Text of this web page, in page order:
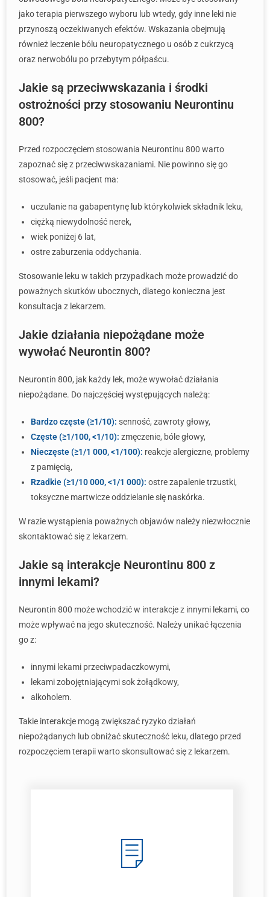
jako terapia pierwszego wyboru lub wtedy, gdy inne leki nie
przynoszą oczekiwanych efektów. Wskazania obejmują
również leczenie bólu neuropatycznego u osób z cukrzycą
oraz nerwobólu po przebytym półpaścu.
Jakie są przeciwwskazania i środki
ostrożności przy stosowaniu Neurontinu
800?
Przed rozpoczęciem stosowania Neurontinu 800 warto
zapoznać się z przeciwwskazaniami. Nie powinno się go
stosować, jeśli pacjent ma:
uczulanie na gabapentynę lub którykolwiek składnik leku,
ciężką niewydolność nerek,
wiek poniżej 6 lat,
ostre zaburzenia oddychania.
Stosowanie leku w takich przypadkach może prowadzić do
poważnych skutków ubocznych, dlatego konieczna jest
konsultacja z lekarzem.
Jakie działania niepożądane może
wywołać Neurontin 800?
Neurontin 800, jak każdy lek, może wywołać działania
niepożądane. Do najczęściej występujących należą:
Bardzo częste (≥1/10): senność, zawroty głowy,
Częste (≥1/100, <1/10): zmęczenie, bóle głowy,
Nieczęste (≥1/1 000, <1/100): reakcje alergiczne, problemy
z pamięcią,
Rzadkie (≥1/10 000, <1/1 000): ostre zapalenie trzustki,
toksyczne martwicze oddzielanie się naskórka.
W razie wystąpienia poważnych objawów należy niezwłocznie
skontaktować się z lekarzem.
Jakie są interakcje Neurontinu 800 z
innymi lekami?
Neurontin 800 może wchodzić w interakcje z innymi lekami, co
może wpływać na jego skuteczność. Należy unikać łączenia
go z:
innymi lekami przeciwpadaczkowymi,
lekami zobojętniającymi sok żołądkowy,
alkoholem.
Takie interakcje mogą zwiększać ryzyko działań
niepożądanych lub obniżać skuteczność leku, dlatego przed
rozpoczęciem terapii warto skonsultować się z lekarzem.